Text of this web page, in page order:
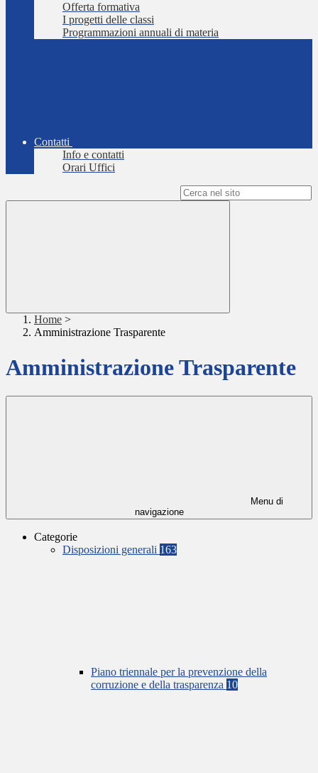
Offerta formativa
I progetti delle classi
Programmazioni annuali di materia
Contatti
Info e contatti
Orari Uffici
Home >
Amministrazione Trasparente
Amministrazione Trasparente
Menu di
navigazione
Categorie
Disposizioni generali 163
Piano triennale per la prevenzione della
corruzione e della trasparenza 10